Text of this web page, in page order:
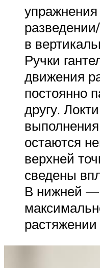
в
Ручки
движения
постоянно
другу.
остаются
верхней
сведены
В нижней —
растяжении